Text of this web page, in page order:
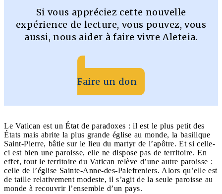
Si vous appréciez cette nouvelle
expérience de lecture, vous pouvez, vous
aussi, nous aider à faire vivre Aleteia.
Faire un don
Le Vatican est un État de paradoxes : il est le plus petit des
États mais abrite la plus grande église au monde, la basilique
Saint-Pierre, bâtie sur le lieu du martyr de l’apôtre. Et si celle-
ci est bien une paroisse, elle ne dispose pas de territoire. En
effet, tout le territoire du Vatican relève d’une autre paroisse :
celle de l’église Sainte-Anne-des-Palefreniers. Alors qu’elle est
de taille relativement modeste, il s’agit de la seule paroisse au
monde à recouvrir l’ensemble d’un pays.